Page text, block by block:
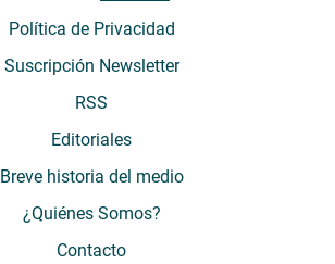
Política de Privacidad
Suscripción Newsletter
RSS
Editoriales
Breve historia del medio
¿Quiénes Somos?
Contacto